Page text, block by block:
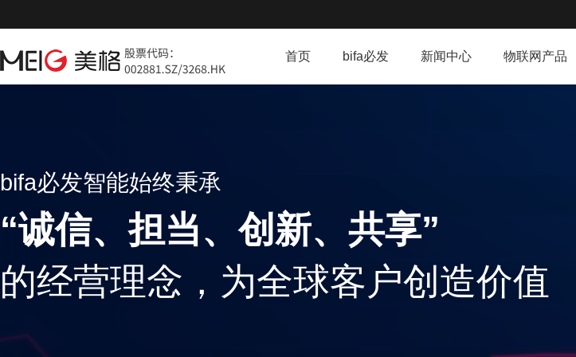
首页 bifa必发 新闻中心 物联网产品
bifa必发智能始终秉承
“诚信、担当、创新、共享”
的经营理念，为全球客户创造价值